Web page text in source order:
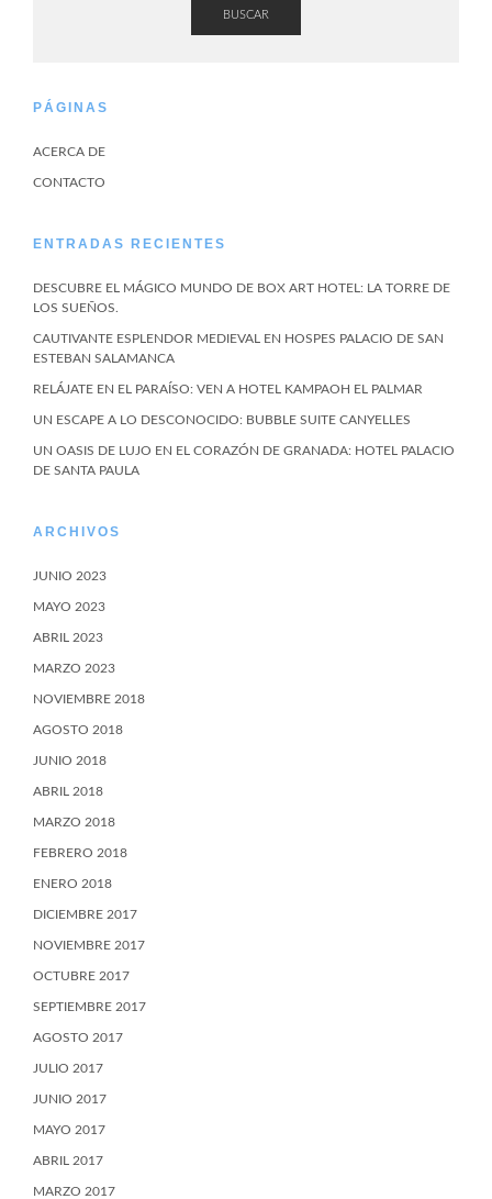
BUSCAR
PÁGINAS
ACERCA DE
CONTACTO
ENTRADAS RECIENTES
DESCUBRE EL MÁGICO MUNDO DE BOX ART HOTEL: LA TORRE DE
LOS SUEÑOS.
CAUTIVANTE ESPLENDOR MEDIEVAL EN HOSPES PALACIO DE SAN
ESTEBAN SALAMANCA
RELÁJATE EN EL PARAÍSO: VEN A HOTEL KAMPAOH EL PALMAR
UN ESCAPE A LO DESCONOCIDO: BUBBLE SUITE CANYELLES
UN OASIS DE LUJO EN EL CORAZÓN DE GRANADA: HOTEL PALACIO
DE SANTA PAULA
ARCHIVOS
JUNIO 2023
MAYO 2023
ABRIL 2023
MARZO 2023
NOVIEMBRE 2018
AGOSTO 2018
JUNIO 2018
ABRIL 2018
MARZO 2018
FEBRERO 2018
ENERO 2018
DICIEMBRE 2017
NOVIEMBRE 2017
OCTUBRE 2017
SEPTIEMBRE 2017
AGOSTO 2017
JULIO 2017
JUNIO 2017
MAYO 2017
ABRIL 2017
MARZO 2017